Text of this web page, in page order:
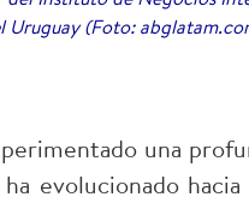
Uruguay (Foto:
una
evolucionado